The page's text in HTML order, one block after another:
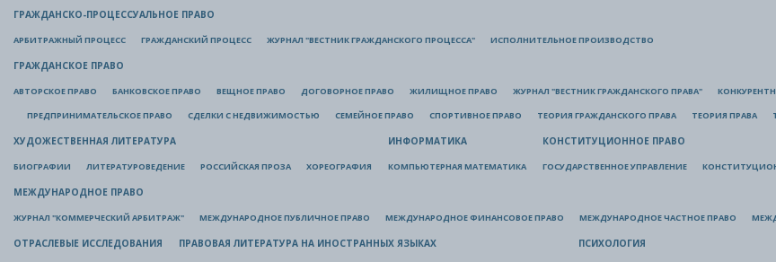
ГРАЖДАНСКО-ПРОЦЕССУАЛЬНОЕ ПРАВО
АРБИТРАЖНЫЙ ПРОЦЕСС ГРАЖДАНСКИЙ ПРОЦЕСС ЖУРНАЛ "ВЕСТНИК ГРАЖДАНСКОГО ПРОЦЕССА" ИСПОЛНИТЕЛЬНОЕ ПРОИЗВОДСТВО
ГРАЖДАНСКОЕ ПРАВО
АВТОРСКОЕ ПРАВО БАНКОВСКОЕ ПРАВО ВЕЩНОЕ ПРАВО ДОГОВОРНОЕ ПРАВО ЖИЛИЩНОЕ ПРАВО ЖУРНАЛ "ВЕСТНИК ГРАЖДАНСКОГО ПРАВА"
ПРЕДПРИНИМАТЕЛЬСКОЕ ПРАВО СДЕЛКИ С НЕДВИЖИМОСТЬЮ СЕМЕЙНОЕ ПРАВО СПОРТИВНОЕ ПРАВО ТЕОРИЯ ГРАЖДАНСКОГО ПРАВА ТЕОРИЯ ПРАВА
ХУДОЖЕСТВЕННАЯ ЛИТЕРАТУРА
БИОГРАФИИ ЛИТЕРАТУРОВЕДЕНИЕ РОССИЙСКАЯ ПРОЗА ХОРЕОГРАФИЯ
ИНФОРМАТИКА
КОМПЬЮТЕРНАЯ МАТЕМАТИКА
КОНСТИТУЦИОННОЕ ПРАВО
ГОСУДАРСТВЕННОЕ УПРАВЛЕНИЕ
МЕЖДУНАРОДНОЕ ПРАВО
ЖУРНАЛ "КОММЕРЧЕСКИЙ АРБИТРАЖ" МЕЖДУНАРОДНОЕ ПУБЛИЧНОЕ ПРАВО МЕЖДУНАРОДНОЕ ФИНАНСОВОЕ ПРАВО МЕЖДУНАРОДНОЕ ЧАСТНОЕ ПРАВО
ОТРАСЛЕВЫЕ ИССЛЕДОВАНИЯ ПРАВОВАЯ ЛИТЕРАТУРА НА ИНОСТРАННЫХ ЯЗЫКАХ ПСИХОЛОГИЯ